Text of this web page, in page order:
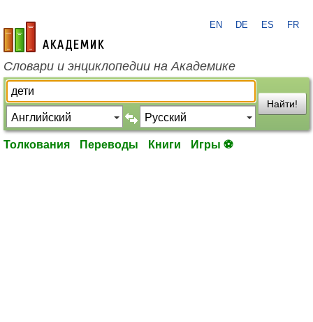
academic.ru
EN DE ES FR
Словари и энциклопедии на Академике
Найти!
Толкования Переводы Книги Игры ⚽